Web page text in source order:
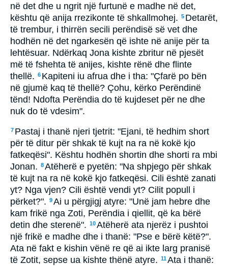
në det dhe u ngrit një furtunë e madhe në det,
kështu që anija rrezikonte të shkallmohej. 5 Detarët,
të trembur, i thirrën secili perëndisë së vet dhe
hodhën në det ngarkesën që ishte në anije për ta
lehtësuar. Ndërkaq Jona kishte zbritur në pjesët
më të fshehta të anijes, kishte rënë dhe flinte
thellë. 6 Kapiteni iu afrua dhe i tha: "Çfarë po bën
në gjumë kaq të thellë? Çohu, kërko Perëndinë
tënd! Ndofta Perëndia do të kujdeset për ne dhe
nuk do të vdesim".
7 Pastaj i thanë njeri tjetrit: "Ejani, të hedhim short
për të ditur për shkak të kujt na ra në kokë kjo
fatkeqësi". Kështu hodhën shortin dhe shorti ra mbi
Jonan. 8Atëherë e pyetën: "Na shpjego për shkak
të kujt na ra në kokë kjo fatkeqësi. Cili është zanati
yt? Nga vjen? Cili është vendi yt? Cilit popull i
përket?". 9Ai u përgjigj atyre: "Unë jam hebre dhe
kam frikë nga Zoti, Perëndia i qiellit, që ka bërë
detin dhe sterenë". 10Atëherë ata njerëz i pushtoi
një frikë e madhe dhe i thanë: "Pse e bërë këtë?".
Ata në fakt e kishin vënë re që ai ikte larg pranisë
të Zotit, sepse ua kishte thënë atyre. 11Ata i thanë: